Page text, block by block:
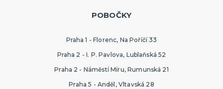
POBOČKY
Praha 1 - Florenc, Na Poříčí 33
Praha 2 - I. P. Pavlova, Lublaňská 52
Praha 2 - Náměstí Míru, Rumunská 21
Praha 5 - Anděl, Vltavská 28